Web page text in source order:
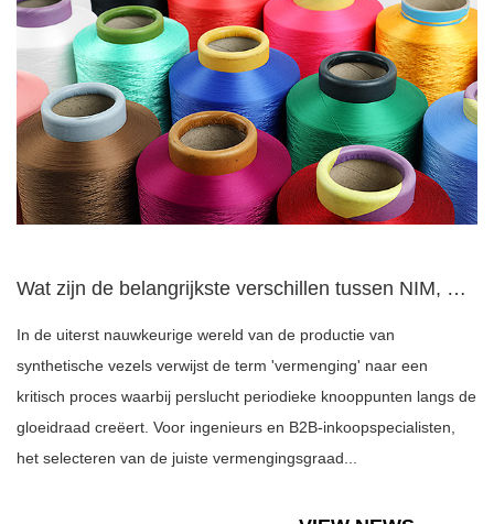
Wat zijn de belangrijkste verschillen tussen NIM, SIM en HIM...
In de uiterst nauwkeurige wereld van de productie van
synthetische vezels verwijst de term 'vermenging' naar een
kritisch proces waarbij perslucht periodieke knooppunten langs de
gloeidraad creëert. Voor ingenieurs en B2B-inkoopspecialisten,
het selecteren van de juiste vermengingsgraad...